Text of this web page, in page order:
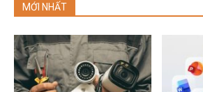
MỚI NHẤT